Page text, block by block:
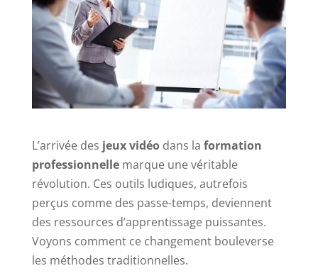
L’arrivée des jeux vidéodans la formation
professionnellemarque une véritable
révolution. Ces outils ludiques, autrefois
perçus comme des passe-temps, deviennent
des ressources d’apprentissage puissantes.
Voyons comment ce changement bouleverse
les méthodes traditionnelles.